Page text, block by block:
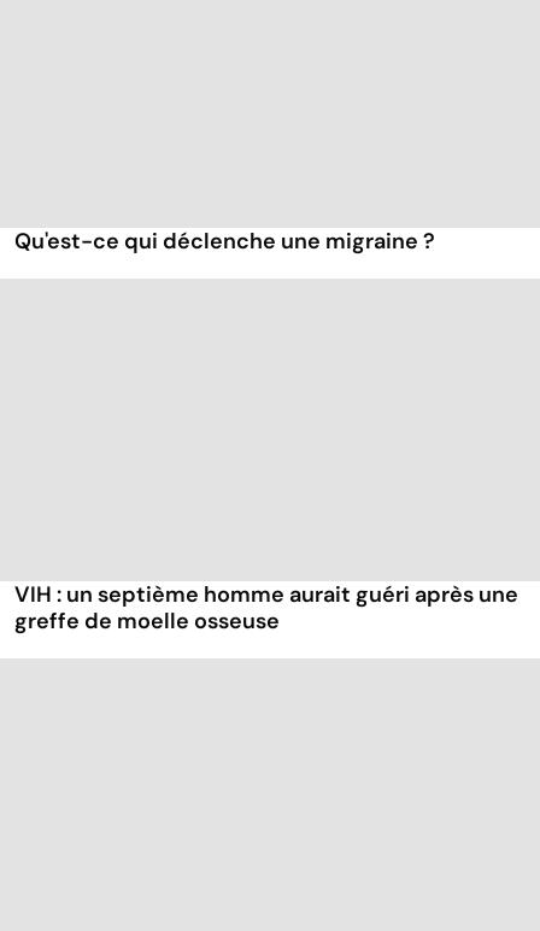
Qu'est-ce qui déclenche une migraine ?
VIH : un septième homme aurait guéri après une
greffe de moelle osseuse